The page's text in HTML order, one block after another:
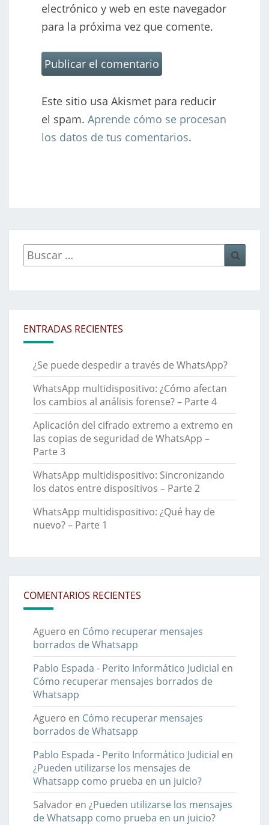
electrónico y web en este navegador
para la próxima vez que comente.
Este sitio usa Akismet para reducir
el spam. Aprende cómo se procesan
los datos de tus comentarios.
Buscar
por:
ENTRADAS RECIENTES
¿Se puede despedir a través de WhatsApp?
WhatsApp multidispositivo: ¿Cómo afectan
los cambios al análisis forense? – Parte 4
Aplicación del cifrado extremo a extremo en
las copias de seguridad de WhatsApp –
Parte 3
WhatsApp multidispositivo: Sincronizando
los datos entre dispositivos – Parte 2
WhatsApp multidispositivo: ¿Qué hay de
nuevo? – Parte 1
COMENTARIOS RECIENTES
Aguero en Cómo recuperar mensajes
borrados de Whatsapp
Pablo Espada - Perito Informático Judicial en
Cómo recuperar mensajes borrados de
Whatsapp
Aguero en Cómo recuperar mensajes
borrados de Whatsapp
Pablo Espada - Perito Informático Judicial en
¿Pueden utilizarse los mensajes de
Whatsapp como prueba en un juicio?
Salvador en ¿Pueden utilizarse los mensajes
de Whatsapp como prueba en un juicio?